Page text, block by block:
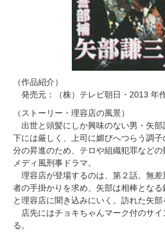
（作品紹介）
発売元：（株）テレビ朝日・2013 年
（ストーリー・理容店の風景）
出世と頭髪にしか興味のない男・矢部
下には厳しく、上司に媚びへつらう調
分の昇進のため、テロや組織犯罪など
メディ風刑事ドラマ。
理容店が登場するのは、第２話。無差
者の手掛かりを求め、矢部は相棒となる
と理容店に聞き込みにいく。訪れた矢
店先にはチョキちゃんマーク付のサイ
る。